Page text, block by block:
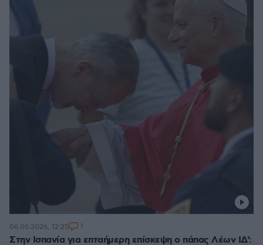
Στην Ισπανία για επταήμερη επίσκεψη ο πάπας Λέων ΙΔ':
06.06.2026, 12:25 1